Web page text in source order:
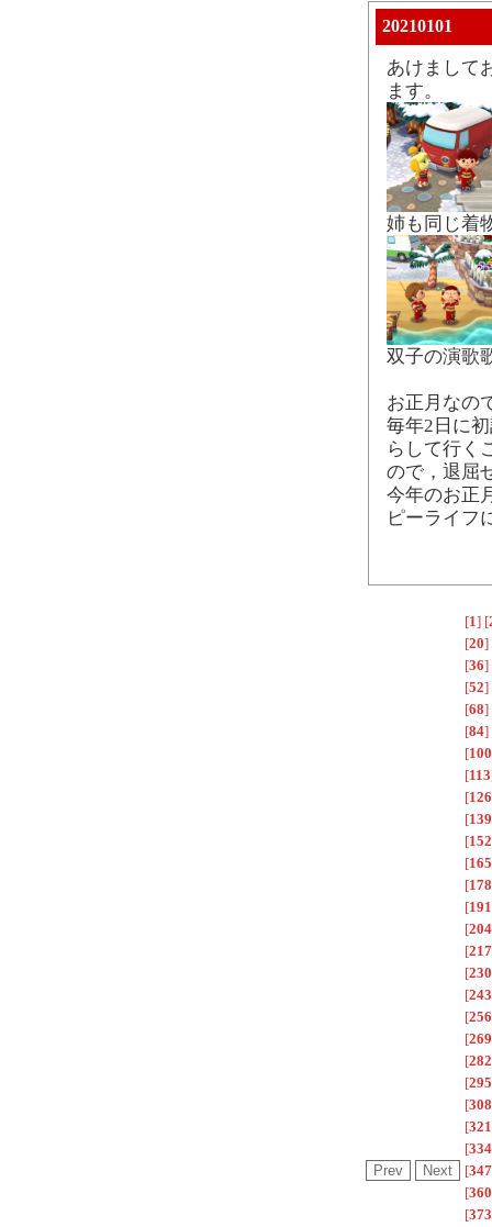
20210101
あけまして
ます。
姉も同じ着
双子の演歌
お正月なの
毎年2日に
らして行く
ので，退屈
今年のお正
ピーライフ
[1] [
[20]
[36]
[52]
[68]
[84]
[100
[113
[126
[139
[152
[165
[178
[191
[204
[217
[230
[243
[256
[269
[282
[295
[308
[321
[334
[347
[360
[373